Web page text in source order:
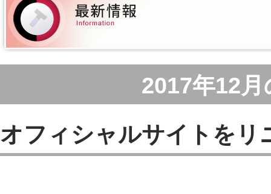
2017年12
オフィシャルサイトをリ